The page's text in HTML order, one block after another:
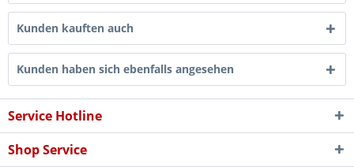
Kunden kauften auch
Kunden haben sich ebenfalls angesehen
Service Hotline
Shop Service